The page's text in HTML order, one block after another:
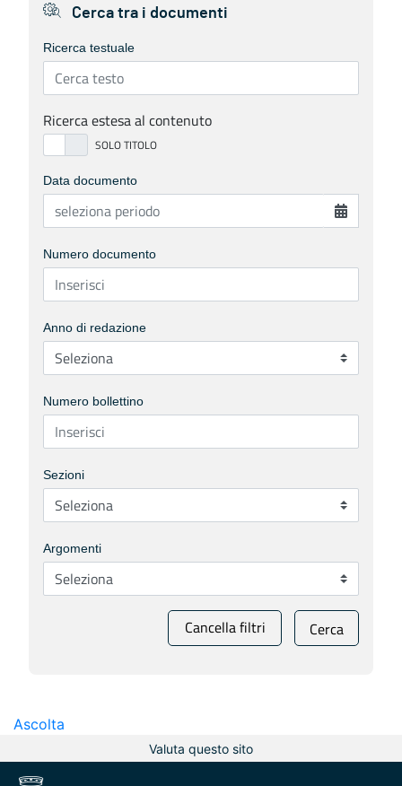
Cerca tra i documenti
Ricerca testuale
Ricerca estesa al contenuto
Data documento
Numero documento
Anno di redazione
Numero bollettino
Sezioni
Argomenti
Cancella filtri Cerca
Ascolta
Valuta questo sito